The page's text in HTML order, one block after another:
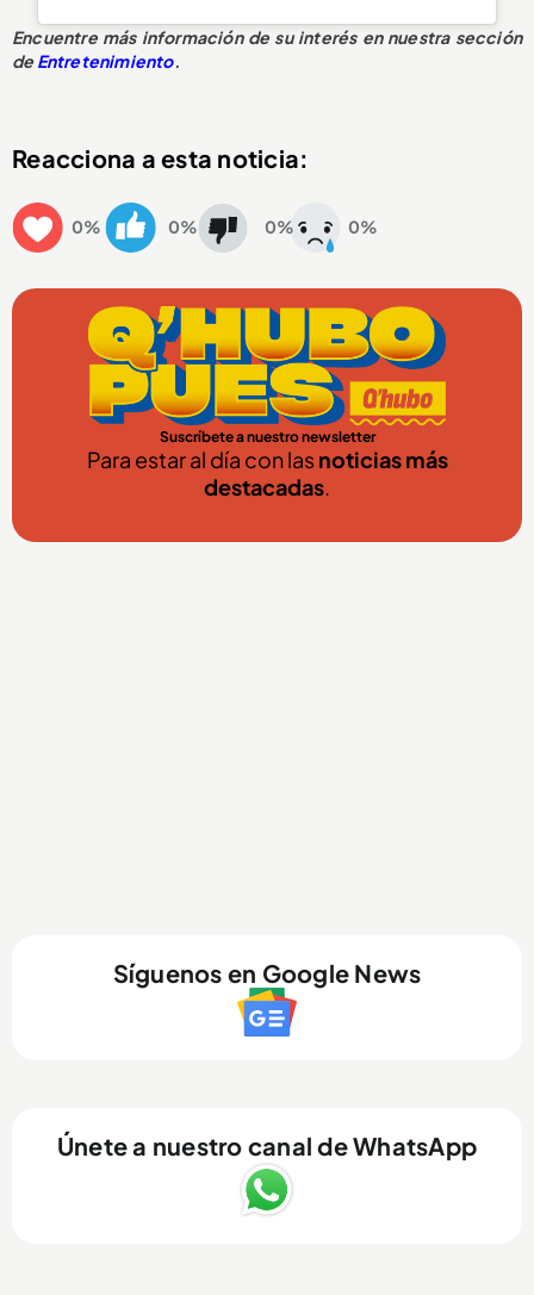
Encuentre más información de su interés en nuestra sección
deEntretenimiento.
Reacciona a esta noticia:
0% 0% 0% 0%
Suscríbete a nuestro newsletter
Para estar al día con lasnoticias más
destacadas
Síguenos en Google News
Únete a nuestro canal de WhatsApp